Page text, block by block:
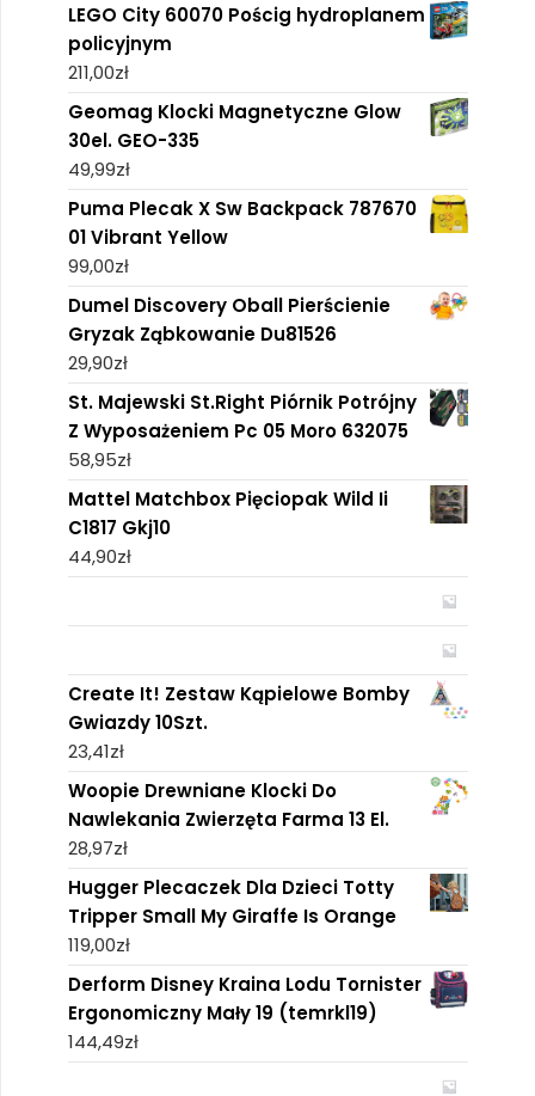
LEGO City 60070 Pościg hydroplanem
policyjnym
211,00zł
Geomag Klocki Magnetyczne Glow
30el. GEO-335
49,99zł
Puma Plecak X Sw Backpack 787670
01 Vibrant Yellow
99,00zł
Dumel Discovery Oball Pierścienie
Gryzak Ząbkowanie Du81526
29,90zł
St. Majewski St.Right Piórnik Potrójny
Z Wyposażeniem Pc 05 Moro 632075
58,95zł
Mattel Matchbox Pięciopak Wild Ii
C1817 Gkj10
44,90zł
Create It! Zestaw Kąpielowe Bomby
Gwiazdy 10Szt.
23,41zł
Woopie Drewniane Klocki Do
Nawlekania Zwierzęta Farma 13 El.
28,97zł
Hugger Plecaczek Dla Dzieci Totty
Tripper Small My Giraffe Is Orange
119,00zł
Derform Disney Kraina Lodu Tornister
Ergonomiczny Mały 19 (temrkl19)
144,49zł